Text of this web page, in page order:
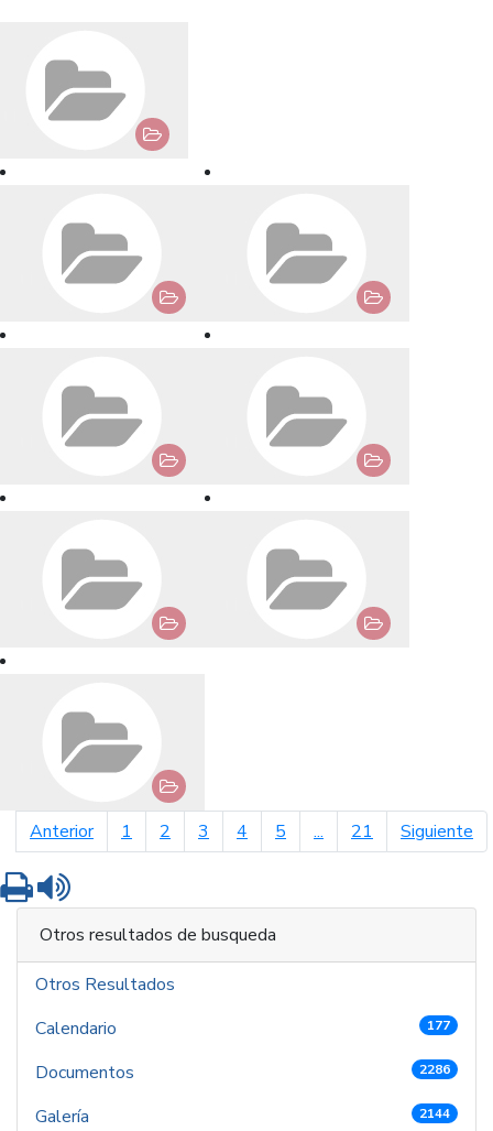
Anteriorpágina anterior
1 2 3 4 5 ... 21 Siguiente
Imprimir
Otros resultados de busqueda
Otros Resultados
Calendario
177
Documentos 2286
Galería 2144